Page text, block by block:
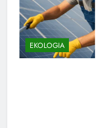
EKOLOGIA